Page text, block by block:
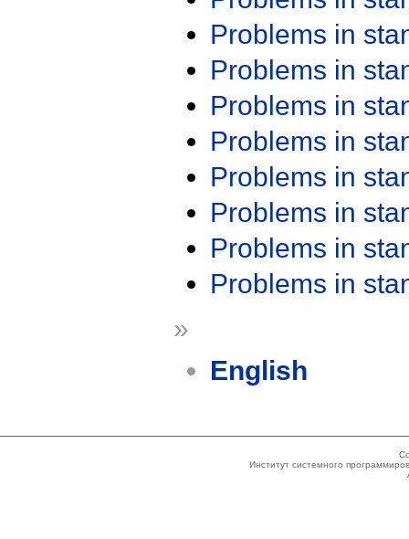
Problems in
Problems in
Problems in
Problems in
Problems in
Problems in
Problems in
Problems in
»
English
Институт системного